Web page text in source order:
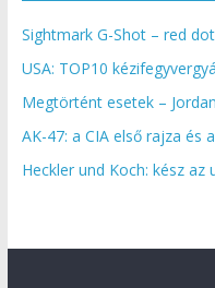
Sightmark G-Shot – red
USA: TOP10
Megtörtént esetek –
AK-47: a CIA első rajza és
Heckler und Koch: kész az